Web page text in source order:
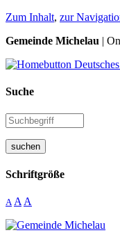
Zum Inhalt, zur
Gemeinde Michelau |
Suche
suchen
Schriftgröße
A A A